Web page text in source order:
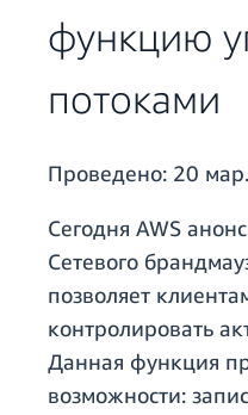
функцию
потоками
Проведено: 20
Сегодня AWS
Сетевого
позволяет
контролировать
Данная функция
возможности: